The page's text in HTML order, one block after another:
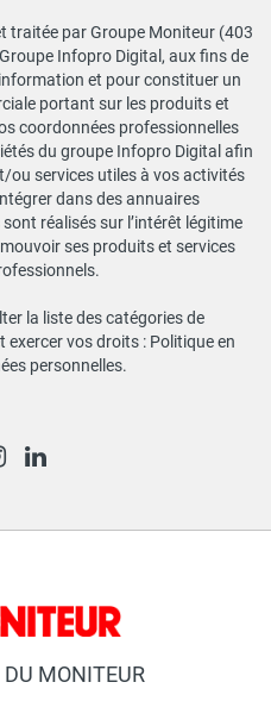
traitée par Groupe Moniteur (403
Infopro Digital, aux fins de
et pour constituer un
portant sur les produits et
coordonnées professionnelles
du groupe Infopro Digital afin
ou services utiles à vos activités
dans des annuaires
réalisés sur l’intérêt légitime
ses produits et services
la liste des catégories de
exercer vos droits : Politique en
personnelles.
MONITEUR